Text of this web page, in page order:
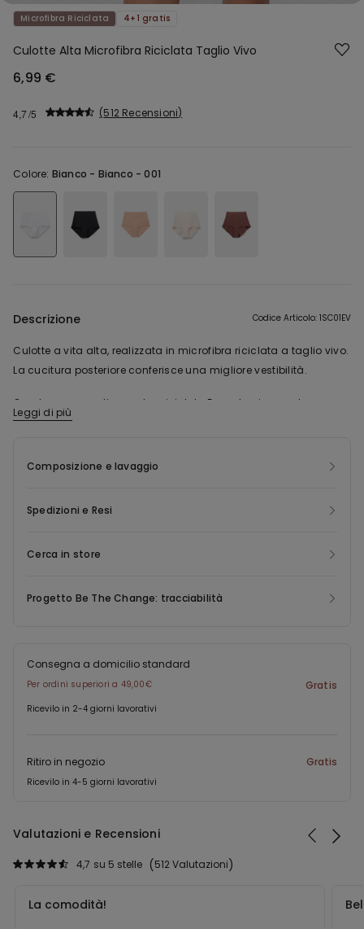
Microfibra Riciclata 4+1 gratis
Culotte Alta Microfibra Riciclata Taglio Vivo
6,99 €
4,7 512 Recensioni
Colore: Bianco - Bianco - 001
Descrizione Codice Articolo: 1SC01EV
Culotte a vita alta, realizzata in microfibra riciclata a taglio vivo.
La cucitura posteriore conferisce una migliore vestibilità.
Questo capo contiene nylon riciclato Econyl ®, rigenerato a
partire da rifiuti di produzione pre consumer, reti da pesca e
originale, ma può essere riciclato e rimodellato all’infinito,
Leggi di più
Composizione e lavaggio
Spedizioni e Resi
Cerca in store
Progetto Be The Change: tracciabilità
Consegna a domicilio standard
Per ordini superiori a 49,00€ Gratis
Ricevilo in 2-4 giorni lavorativi
Ritiro in negozio Gratis
Ricevilo in 4-5 giorni lavorativi
Valutazioni e Recensioni
512 Valutazioni
4,7 su 5 stelle
La comodità!